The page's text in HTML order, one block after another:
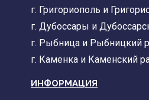
г. Григориополь и
г. Дубоссары и
г. Рыбница и Рыбницкий
г. Каменка и Каменский
ИНФОРМАЦИЯ